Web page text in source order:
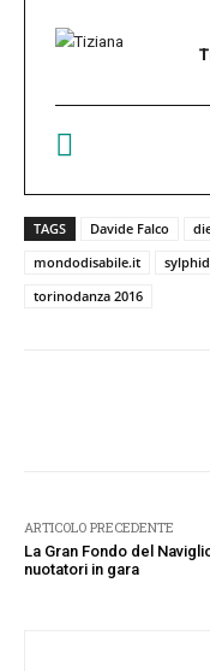
TAGS Davide Falco
mondodisabile.it
torinodanza 2016
ARTICOLO PRECEDENTE
La Gran Fondo del
nuotatori in gara